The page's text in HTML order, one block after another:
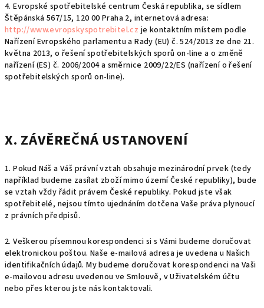
4. Evropské spotřebitelské centrum Česká republika, se sídlem
Štěpánská 567/15, 120 00 Praha 2, internetová adresa:
http://www.evropskyspotrebitel.cz je kontaktním místem podle
Nařízení Evropského parlamentu a Rady (EU) č. 524/2013 ze dne 21.
května 2013, o řešení spotřebitelských sporů on-line a o změně
nařízení (ES) č. 2006/2004 a směrnice 2009/22/ES (nařízení o řešení
spotřebitelských sporů on-line).
X. ZÁVĚREČNÁ USTANOVENÍ
1. Pokud Náš a Váš právní vztah obsahuje mezinárodní prvek (tedy
například budeme zasílat zboží mimo území České republiky), bude
se vztah vždy řádit právem České republiky. Pokud jste však
spotřebitelé, nejsou tímto ujednáním dotčena Vaše práva plynoucí
z právních předpisů.
2. Veškerou písemnou korespondenci si s Vámi budeme doručovat
elektronickou poštou. Naše e-mailová adresa je uvedena u Našich
identifikačních údajů. My budeme doručovat korespondenci na Vaši
e-mailovou adresu uvedenou ve Smlouvě, v Uživatelském účtu
nebo přes kterou jste nás kontaktovali.